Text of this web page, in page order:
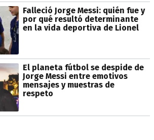
Falleció Jorge Messi: quién fue y
por qué resultó determinante
en la vida deportiva de Lionel
El planeta fútbol se despide de
Jorge Messi entre emotivos
mensajes y muestras de
respeto